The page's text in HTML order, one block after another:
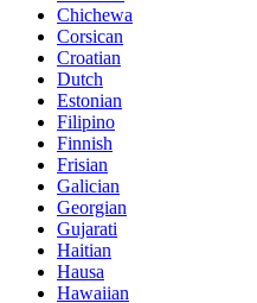
Chichewa
Corsican
Croatian
Dutch
Estonian
Filipino
Finnish
Frisian
Galician
Georgian
Gujarati
Haitian
Hausa
Hawaiian